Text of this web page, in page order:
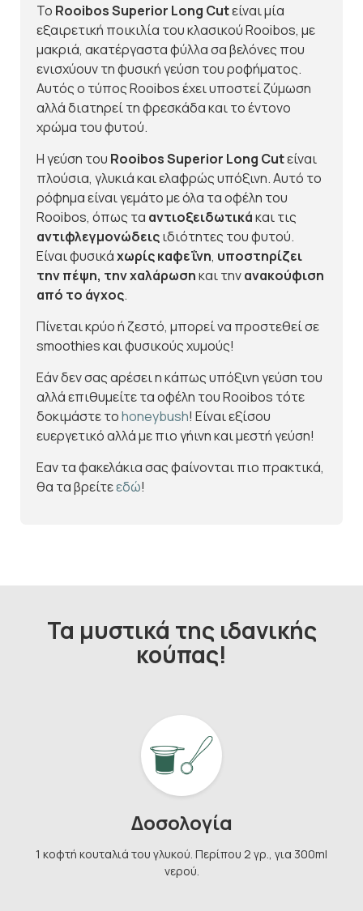
Το Rooibos Superior Long Cutείναι μία
εξαιρετική ποικιλία του κλασικού Rooibos, με
μακριά, ακατέργαστα φύλλα σα βελόνες που
ενισχύουν τη φυσική γεύση του ροφήματος.
Αυτός ο τύπος Rooibos έχει υποστεί ζύμωση
αλλά διατηρεί τη φρεσκάδα και το έντονο
χρώμα του φυτού.
Η γεύση του Rooibos Superior Long Cutείναι
πλούσια, γλυκιά και ελαφρώς υπόξινη. Αυτό το
ρόφημα είναι γεμάτο με όλα τα οφέλη του
Rooibos, όπως τα αντιοξειδωτικάκαι τις
αντιφλεγμονώδειςιδιότητες του φυτού.
Είναι φυσικάχωρίς καφεΐνη, υποστηρίζει
την πέψη, την χαλάρωσηκαι τηνανακούφιση
από το άγχος.
Πίνεται κρύο ή ζεστό, μπορεί να προστεθεί σε
smoothies και φυσικούς χυμούς!
Εάν δεν σας αρέσει η κάπως υπόξινη γεύση του
αλλά επιθυμείτε τα οφέλη του Rooibos τότε
δοκιμάστε τοhoneybush! Είναι εξίσου
ευεργετικό αλλά με πιο γήινη και μεστή γεύση!
Εαν τα φακελάκια σας φαίνονται πιο πρακτικά,
θα τα βρείτεεδώ!
Τα μυστικά της ιδανικής
κούπας!
Δοσολογία
1 κοφτή κουταλιά του γλυκού. Περίπου 2 γρ., για 300ml
νερού.